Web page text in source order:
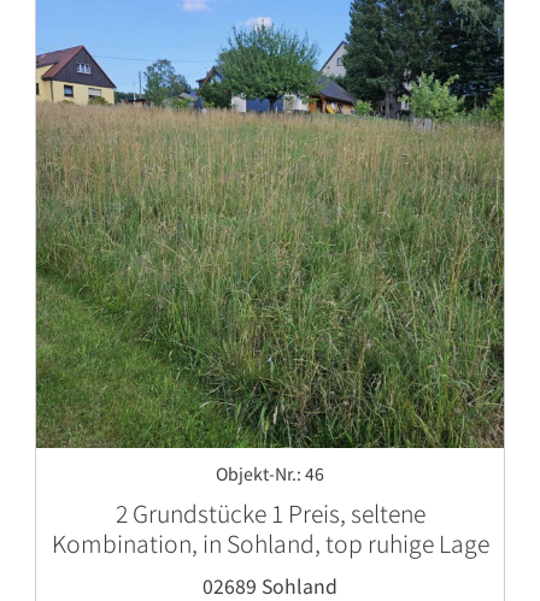
Objekt-Nr.: 46
2 Grundstücke 1 Preis, seltene
Kombination, in Sohland, top ruhige Lage
02689 Sohland